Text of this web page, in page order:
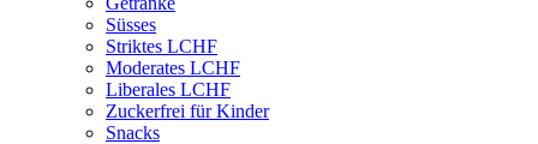
Süsses
Striktes LCHF
Moderates LCHF
Liberales LCHF
Zuckerfrei für Kinder
Snacks